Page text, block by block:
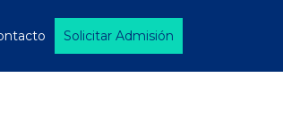
Solicitar Admisión